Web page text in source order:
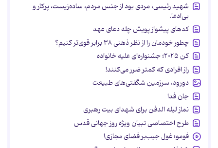
شهید رئیسی، مردی بود از جنس مردم، ساده‌زیست، پرکار و
بی‌ادعا.
کدهای پیشواز پویش چله دعای عهد
چطور خودمان را از نظر ذهنی ۳۸ برابر قوی‌تر کنیم؟
کن ۲۰۲۵؛ جشنواره‌ای علیه خانواده
راز افرادی که کمتر ضرر می‌کنند!
دورود، سرزمین شگفتی‌های طبیعت
جان فدا
نماز لیله الدفن برای شهدای بیت رهبری
طرح اختصاصی تبیان ویژه روز جهانی قدس
فومو؛ غول جیب‌بر فضای مجازی!